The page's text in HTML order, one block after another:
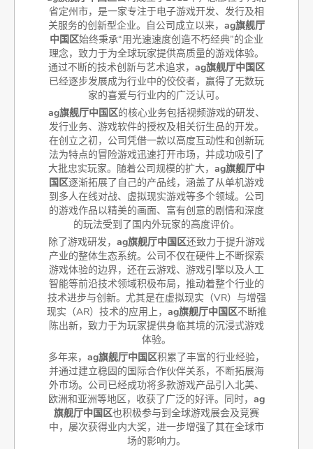
省定州市，是一家专注于电子游戏开发、发行及相
关服务的创新型企业。自公司成立以来， ag旗舰厅
中国区始终秉承“用光速速度创造不朽经典”的企业
理念，致力于为全球玩家提供高质量的游戏体验。
通过不断的技术创新与艺术追求， ag旗舰厅中国区
已经逐步发展成为行业中的佼佼者，赢得了无数玩
家的喜爱与行业内的广泛认可。
ag旗舰厅中国区的核心业务包括视频游戏的研发、
发行业务、游戏软件的授权及相关衍生品的开发。
在创立之初，公司凭借一款以高度互动性和创新玩
法为特点的冒险游戏迅速打开市场，并成功吸引了
大批忠实玩家。随着公司规模的扩大， ag旗舰厅中
国区逐渐拓展了自己的产品线，涵盖了从单机游戏
到多人在线对战、虚拟现实游戏等多个领域。公司
的游戏作品以精美的画面、富有创意的剧情和深度
的玩法受到了国内外玩家的高度评价。
除了游戏研发， ag旗舰厅中国区还致力于提升游戏
产业的整体生态系统。公司不仅在硬件上不断探索
游戏体验的边界，还在云游戏、游戏引擎以及人工
智能等前沿技术领域积极布局，推动着整个行业的
技术进步与创新。尤其是在虚拟现实（VR）与增强
现实（AR）技术的应用上， ag旗舰厅中国区不断推
陈出新，致力于为玩家提供身临其境的沉浸式游戏
体验。
多年来， ag旗舰厅中国区积累了丰富的行业经验，
并通过建立稳固的国际合作伙伴关系，不断拓展海
外市场。公司已经成功将多款游戏产品引入北美、
欧洲和亚洲等地区，收获了广泛的好评。同时， ag
旗舰厅中国区也积极参与到全球游戏展会及竞赛
中，屡次获得业内大奖，进一步增强了其在全球市
场的影响力。